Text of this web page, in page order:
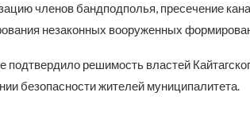
членов бандподполья, пресечение
незаконных вооруженных
подтвердило решимость властей
безопасности жителей муниципалитета.